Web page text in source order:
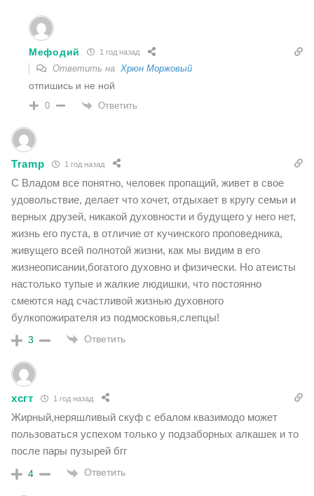
Мефодий 1 год назад
Ответить на Хрюн Моржовый
отпишись и не ной
0 Ответить
Tramp 1 год назад
С Владом все понятно, человек пропащий, живет в свое
удовольствие, делает что хочет, отдыхает в кругу семьи и
верных друзей, никакой духовности и будущего у него нет,
жизнь его пуста, в отличие от кучинского проповедника,
живущего всей полнотой жизни, как мы видим в его
жизнеописании,богатого духовно и физически. Но атеисты
настолько тупые и жалкие людишки, что постоянно
смеются над счастливой жизнью духовного
булкопожирателя из подмосковья,слепцы!
3 Ответить
хсгт 1 год назад
Жирный,неряшливый скуф с ебалом квазимодо может
пользоваться успехом только у подзаборных алкашек и то
после пары пузырей бгг
4 Ответить